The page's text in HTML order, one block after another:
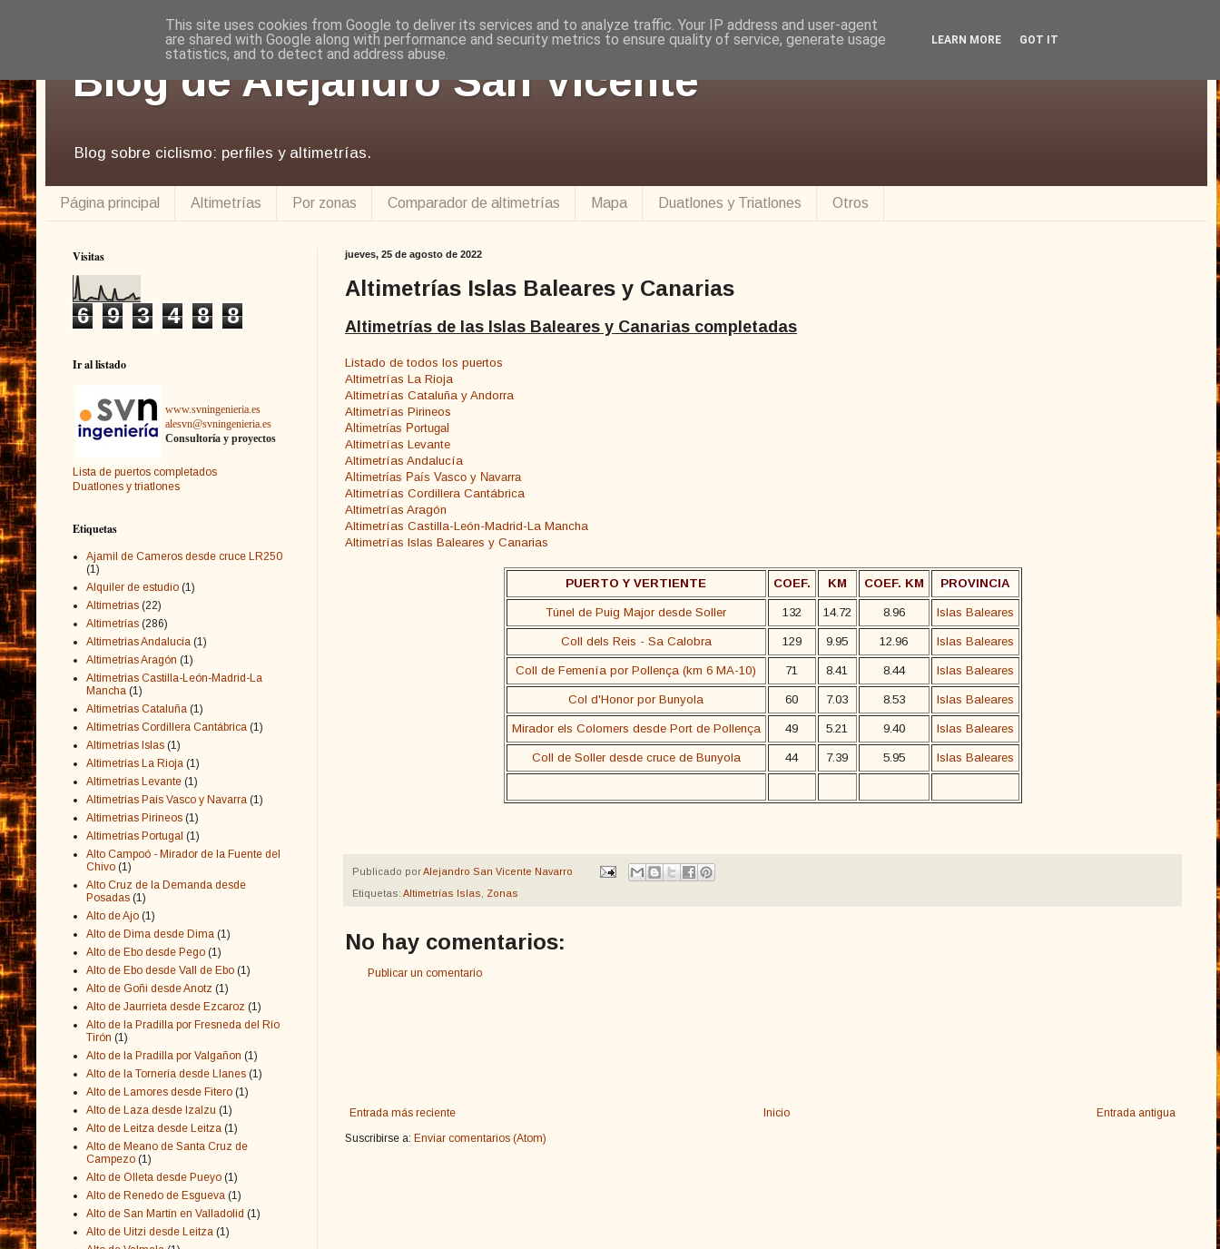
Blog de Alejandro San Vicente
Blog sobre ciclismo: perfiles y altimetrías.
Página principal Altimetrías Por zonas Comparador de altimetrías Mapa Duatlones y Triatlones Otros
jueves, 25 de agosto de 2022
Altimetrías Islas Baleares y Canarias
Altimetrías de las Islas Baleares y Canarias completadas
Listado de todos los puertos
Altimetrías La Rioja
Altimetrías Cataluña y Andorra
Altimetrías Pirineos
Altimetrías Portugal
Altimetrías Levante
Altimetrías Andalucía
Altimetrías País Vasco y Navarra
Altimetrías Cordillera Cantábrica
Altimetrías Aragón
Altimetrías Castilla-León-Madrid-La Mancha
Altimetrías Islas Baleares y Canarias
PUERTO Y VERTIENTE COEF. KM COEF. KM PROVINCIA
Túnel de Puig Major desde Soller 132 14.72 8.96 Islas Baleares
Coll dels Reis - Sa Calobra 129 9.95 12.96 Islas Baleares
Coll de Femenía por Pollença (km 6 MA-10) 71 8.41 8.44 Islas Baleares
Col d'Honor por Bunyola 60 7.03 8.53 Islas Baleares
Mirador els Colomers desde Port de Pollença 49 5.21 9.40 Islas Baleares
Coll de Soller desde cruce de Bunyola 44 7.39 5.95 Islas Baleares
Publicado porAlejandro San Vicente Navarro
Etiquetas: Altimetrías Islas Zonas
No hay comentarios:
Publicar un comentario
Entrada más reciente Entrada antigua
Inicio
Suscribirse a: Enviar comentarios (Atom)
Visitas
6 9 3 4 8 8
Ir al listado
www.svningenieria.es
alesvn@svningenieria.es
Consultoría y proyectos
Lista de puertos completados
Duatlones y triatlones
Etiquetas
Ajamil de Cameros desde cruce LR250
(1)
Alquiler de estudio (1)
Altimetrias (22)
Altimetrías (286)
Altimetrías Andalucía (1)
Altimetrías Aragón (1)
Altimetrías Castilla-León-Madrid-La
Mancha (1)
Altimetrías Cataluña (1)
Altimetrías Cordillera Cantábrica (1)
Altimetrías Islas (1)
Altimetrías La Rioja (1)
Altimetrías Levante (1)
Altimetrías País Vasco y Navarra (1)
Altimetrias Pirineos (1)
Altimetrías Portugal (1)
Alto Campoó - Mirador de la Fuente del
Chivo (1)
Alto Cruz de la Demanda desde
Posadas (1)
Alto de Ajo (1)
Alto de Dima desde Dima (1)
Alto de Ebo desde Pego (1)
Alto de Ebo desde Vall de Ebo (1)
Alto de Goñi desde Anotz (1)
Alto de Jaurrieta desde Ezcaroz (1)
Alto de la Pradilla por Fresneda del Río
Tirón (1)
Alto de la Pradilla por Valgañon (1)
Alto de la Tornería desde Llanes (1)
Alto de Lamores desde Fitero (1)
Alto de Laza desde Izalzu (1)
Alto de Leitza desde Leitza (1)
Alto de Meano de Santa Cruz de
Campezo (1)
Alto de Olleta desde Pueyo (1)
Alto de Renedo de Esgueva (1)
Alto de San Martín en Valladolid (1)
Alto de Uitzi desde Leitza (1)
This site uses cookies from Google to deliver its services and to analyze traffic. Your IP address and user-agent
are shared with Google along with performance and security metrics to ensure quality of service, generate usage
statistics, and to detect and address abuse.
LEARN MORE GOT IT